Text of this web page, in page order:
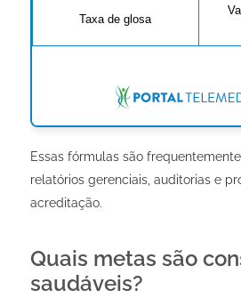
Taxa de glosa
Essas fórmulas são
relatórios gerenciais, auditorias e
acreditação.
Quais metas são
saudáveis?